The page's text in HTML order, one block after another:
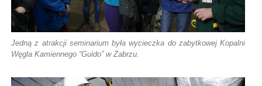
Jedną z atrakcji seminarium była wycieczka do zabytkowej Kopalni
Węgla Kamiennego “Guido” w Zabrzu.